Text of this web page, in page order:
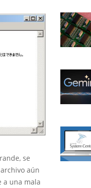
se
aún
a una mala